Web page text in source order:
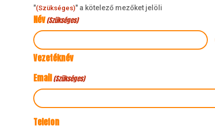
"(Szükséges)" a kötelező mezőket jelöli
Név(Szükséges)
Vezetéknév
Email(Szükséges)
Telefon